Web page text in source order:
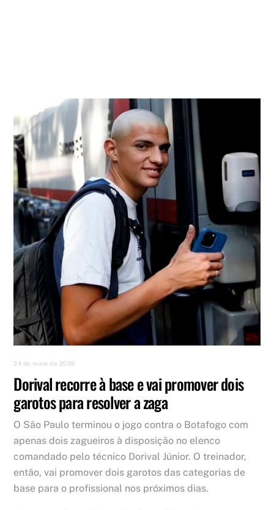
24 de maio de 2026
Dorival recorre à base e vai promover dois
garotos para resolver a zaga
O São Paulo terminou o jogo contra o Botafogo com
apenas dois zagueiros à disposição no elenco
comandado pelo técnico Dorival Júnior. O treinador,
então, vai promover dois garotos das categorias de
base para o profissional nos próximos dias.